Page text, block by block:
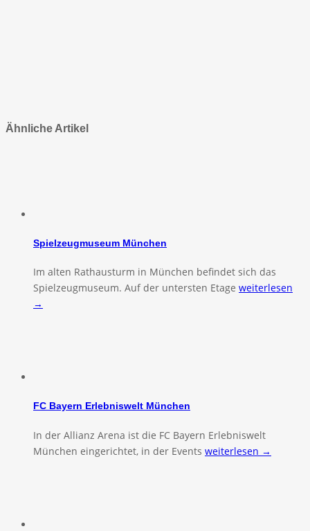
Ähnliche Artikel
Spielzeugmuseum München
Im alten Rathausturm in München befindet sich das
Spielzeugmuseum. Auf der untersten Etage weiterlesen
→
FC Bayern Erlebniswelt München
In der Allianz Arena ist die FC Bayern Erlebniswelt
München eingerichtet, in der Events weiterlesen →